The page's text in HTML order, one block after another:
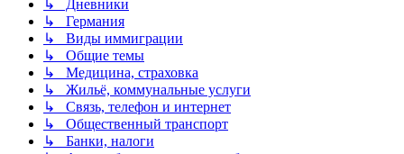
↳ Дневники
↳ Германия
↳ Виды иммиграции
↳ Общие темы
↳ Медицина, страховка
↳ Жильё, коммунальные услуги
↳ Связь, телефон и интернет
↳ Общественный транспорт
↳ Банки, налоги